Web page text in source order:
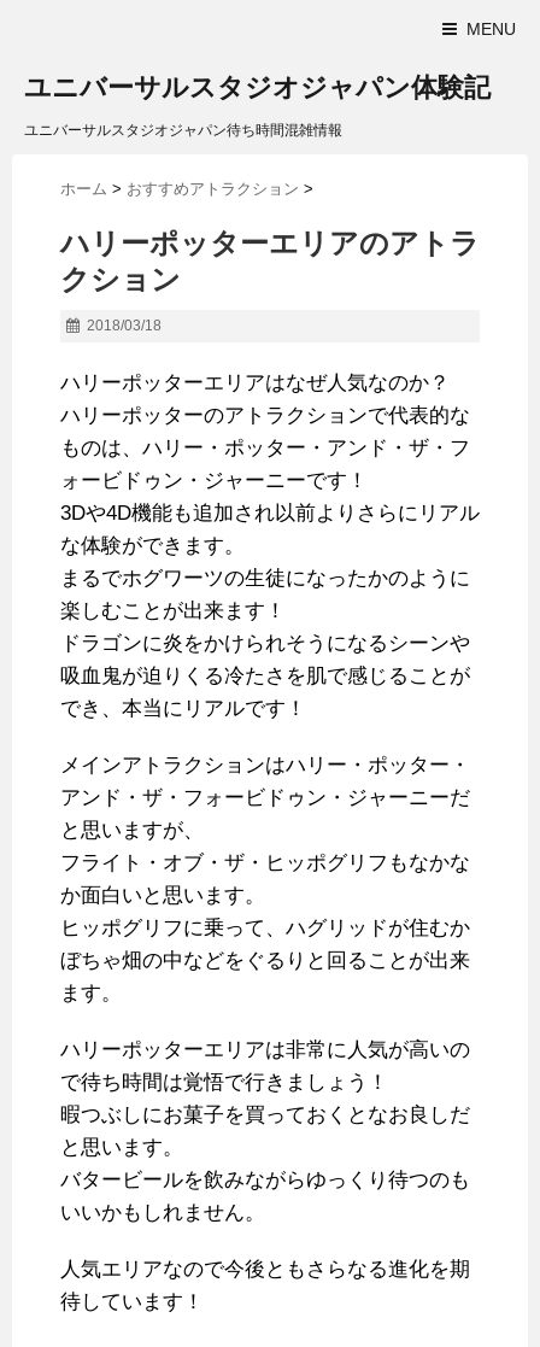
MENU
ユニバーサルスタジオジャパン体験記
ユニバーサルスタジオジャパン待ち時間混雑情報
ホーム > おすすめアトラクション >
ハリーポッターエリアのアトラ
クション
2018/03/18
ハリーポッターエリアはなぜ人気なのか？
ハリーポッターのアトラクションで代表的な
ものは、ハリー・ポッター・アンド・ザ・フ
ォービドゥン・ジャーニーです！
3Dや4D機能も追加され以前よりさらにリアル
な体験ができます。
まるでホグワーツの生徒になったかのように
楽しむことが出来ます！
ドラゴンに炎をかけられそうになるシーンや
吸血鬼が迫りくる冷たさを肌で感じることが
でき、本当にリアルです！
メインアトラクションはハリー・ポッター・
アンド・ザ・フォービドゥン・ジャーニーだ
と思いますが、
フライト・オブ・ザ・ヒッポグリフもなかな
か面白いと思います。
ヒッポグリフに乗って、ハグリッドが住むか
ぼちゃ畑の中などをぐるりと回ることが出来
ます。
ハリーポッターエリアは非常に人気が高いの
で待ち時間は覚悟で行きましょう！
暇つぶしにお菓子を買っておくとなお良しだ
と思います。
バタービールを飲みながらゆっくり待つのも
いいかもしれません。
人気エリアなので今後ともさらなる進化を期
待しています！